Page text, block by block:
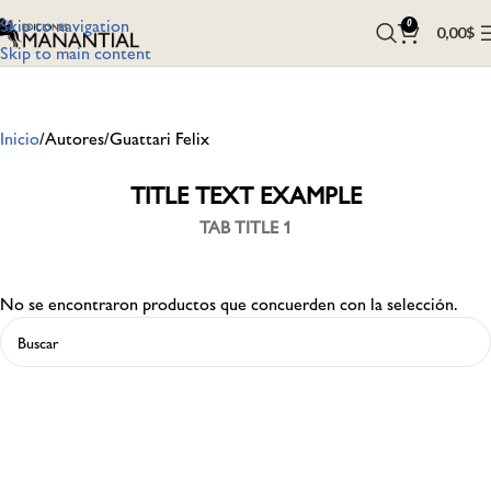
Skip to navigation
Skip to main content
0 0,00$
Inicio Autores Guattari Felix
TITLE TEXT EXAMPLE
TAB TITLE 1
No se encontraron productos que concuerden con la selección.